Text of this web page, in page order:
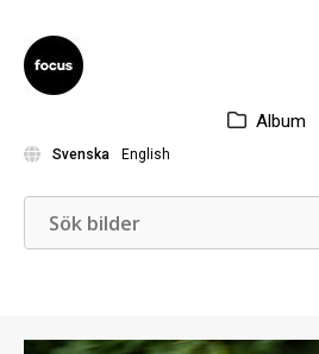
Album
Svenska English